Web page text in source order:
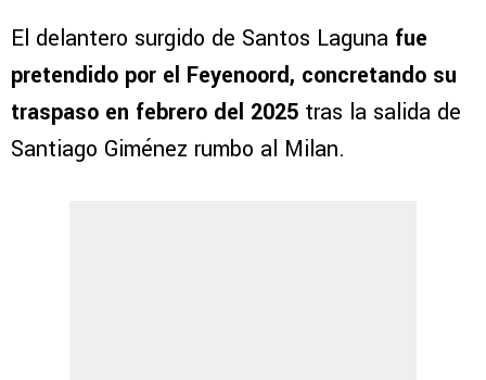
El delantero surgido de Santos Laguna fue
pretendido por el Feyenoord, concretando su
traspaso en febrero del 2025 tras la salida de
Santiago Giménez rumbo al Milan.